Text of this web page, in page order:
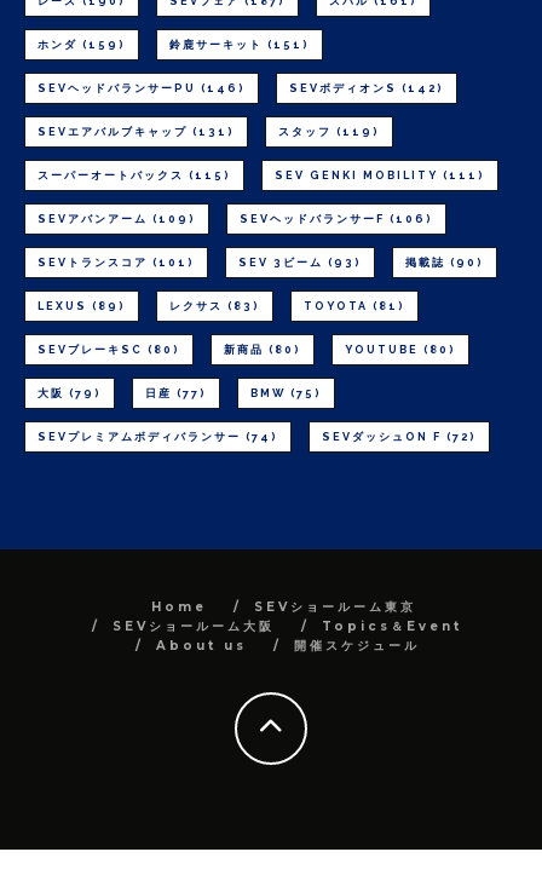
ホンダ (159) 鈴鹿サーキット (151)
SEVヘッドバランサーPU (146) SEVボディオンS (142)
SEVエアバルブキャップ (131) スタッフ (119)
スーパーオートバックス (115) SEV GENKI MOBILITY (111)
SEVアバンアーム (109) SEVヘッドバランサーF (106)
SEVトランスコア (101) SEV 3ビーム (93) 掲載誌 (90)
LEXUS (89) レクサス (83) TOYOTA (81)
SEVブレーキSC (80) 新商品 (80) YOUTUBE (80)
大阪 (79) 日産 (77) BMW (75)
SEVプレミアムボディバランサー (74) SEVダッシュON F (72)
Home
SEVショールーム東京
SEVショールーム大阪
Topics＆Event
About us
開催スケジュール